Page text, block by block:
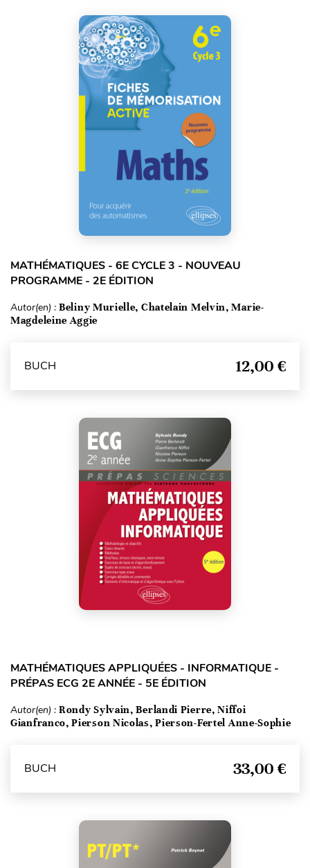
MATHÉMATIQUES - 6E CYCLE 3 - NOUVEAU
PROGRAMME - 2E ÉDITION
Autor(en) : Beliny Murielle, Chatelain Melvin, Marie-
Magdeleine Aggie
BUCH 12,00 €
MATHÉMATIQUES APPLIQUÉES - INFORMATIQUE -
PRÉPAS ECG 2E ANNÉE - 5E ÉDITION
Autor(en) : Rondy Sylvain, Berlandi Pierre, Niffoi
Gianfranco, Pierson Nicolas, Pierson-Fertel Anne-Sophie
BUCH 33,00 €